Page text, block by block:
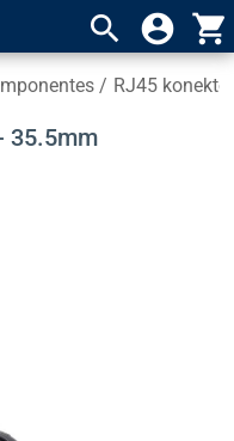
search account_circle shopping_cart
/ RJ45
35.5mm